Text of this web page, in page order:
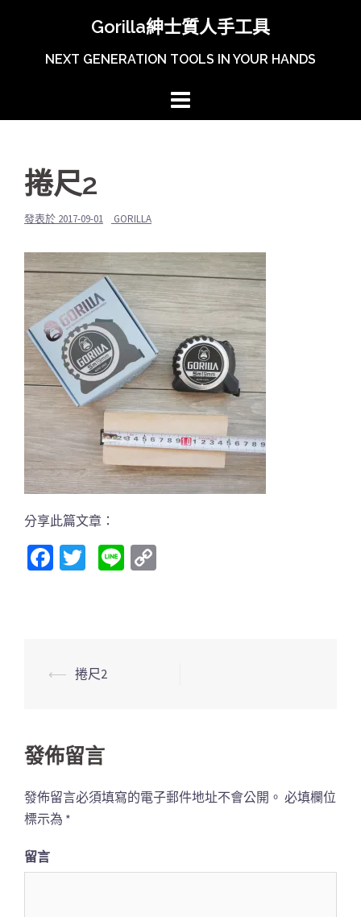
區
Gorilla紳士質人手工具
NEXT GENERATION TOOLS IN YOUR HANDS
捲尺2
發表於 2017-09-01 GORILLA
分享此篇文章：
Facebook
Twitter
Line
文
覽
列
⟵ 捲尺2
發佈留言
發佈留言必須填寫的電子郵件地址不會公開。 必填欄位
標示為 *
留言